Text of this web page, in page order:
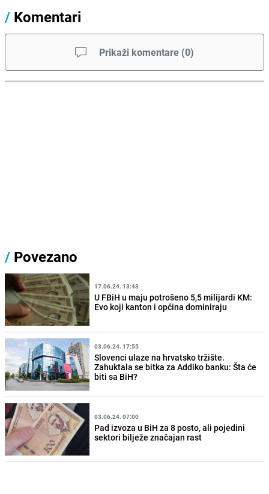
/ Komentari
Prikaži komentare (0)
/ Povezano
17.06.24. 13:43
U FBiH u maju potrošeno 5,5 milijardi KM:
Evo koji kanton i općina dominiraju
03.06.24. 17:55
Slovenci ulaze na hrvatsko tržište.
Zahuktala se bitka za Addiko banku: Šta će
biti sa BiH?
03.06.24. 07:00
Pad izvoza u BiH za 8 posto, ali pojedini
sektori bilježe značajan rast